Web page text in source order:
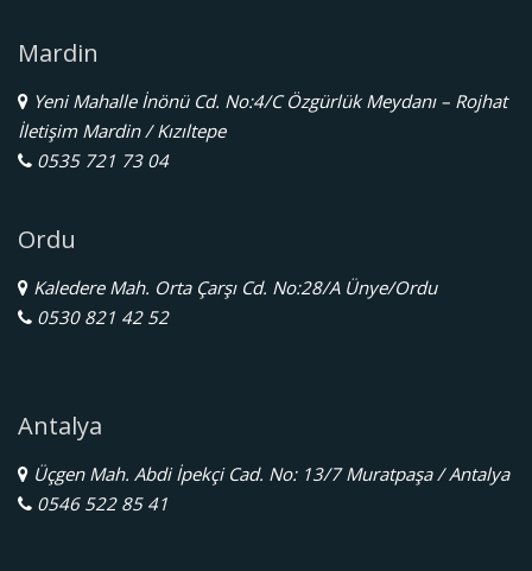
Mardin
Yeni Mahalle İnönü Cd. No:4/C Özgürlük Meydanı – Rojhat
İletişim Mardin / Kızıltepe
0535 721 73 04
Ordu
Kaledere Mah. Orta Çarşı Cd. No:28/A Ünye/Ordu
0530 821 42 52
Antalya
Üçgen Mah. Abdi İpekçi Cad. No: 13/7 Muratpaşa / Antalya
0546 522 85 41